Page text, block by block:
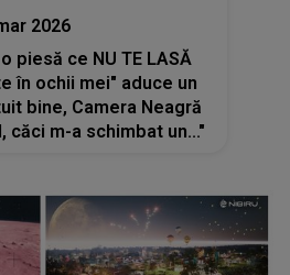
2026
piesă ce NU TE LASĂ
te în ochii mei" aduce un
bine, Camera Neagră
căci m-a schimbat un..."